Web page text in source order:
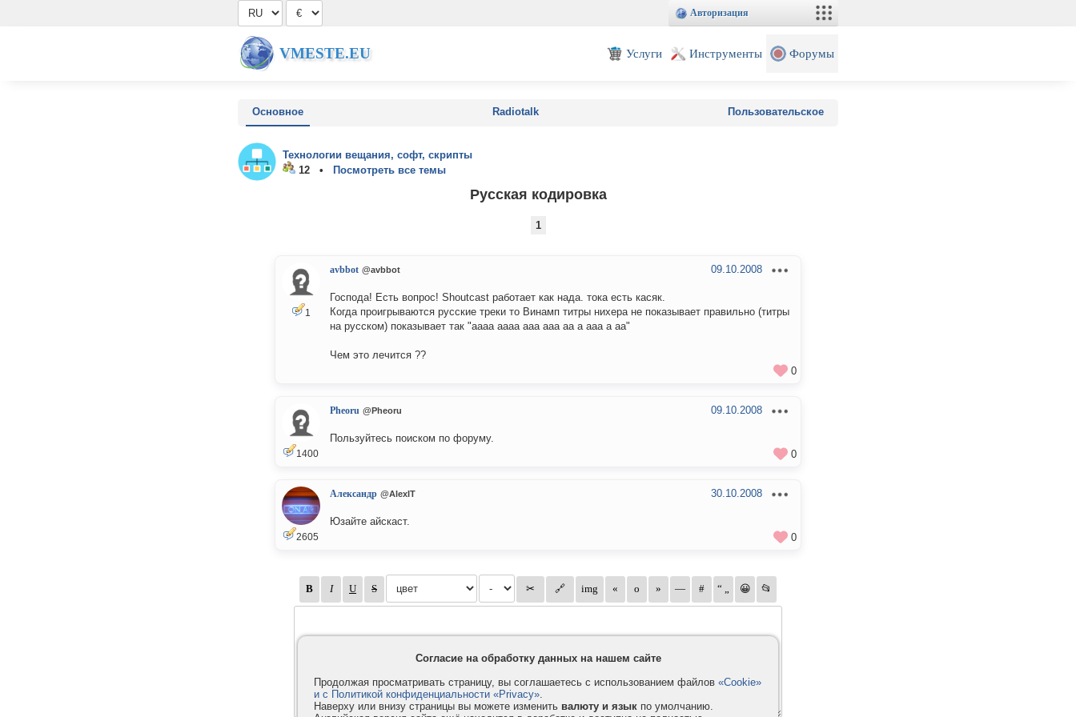
Авторизация
VMESTE.EU Услуги Инструменты Форумы
Основное Radiotalk Пользовательское
Технологии вещания, софт, скрипты
12 •
Посмотреть все темы
Русская кодировка
1
1
avbbot @avbbot 09.10.2008
Господа! Есть вопрос! Shoutcast работает как нада. тока есть касяк.
Когда проигрываются русские треки то Винамп титры нихера не показывает правильно (титры
на русском) показывает так "аааа аааа ааа ааа аа а ааа а аа"
Чем это лечится ??
0
1400
Pheoru @Pheoru 09.10.2008
Пользуйтесь поиском по форуму.
0
2605
Александр @AlexIT 30.10.2008
Юзайте айскаст.
0
Согласие на обработку данных на нашем сайте
Продолжая просматривать страницу, вы соглашаетесь с использованием файлов «Cookie»
и с Политикой конфиденциальности «Privacy».
Наверху или внизу страницы вы можете изменить валюту и язык по умолчанию.